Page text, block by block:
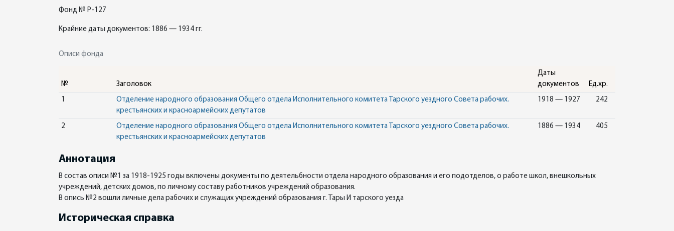
Фонд № Р-127
Крайние даты документов: 1886 — 1934 гг.
Описи фонда
№ Заголовок
Даты
документов
Ед.хр.
1
Отделение народного образования Общего отдела Исполнительного комитета Тарского уездного Совета рабочих.
крестьянских и красноармейских депутатов
1918 — 1927 242
2
Отделение народного образования Общего отдела Исполнительного комитета Тарского уездного Совета рабочих.
крестьянских и красноармейских депутатов
1886 — 1934 405
Аннотация
В состав описи №1 за 1918-1925 годы включены документы по деятельбности отдела народного образования и его подотделов, о работе школ, внешкольных
учреждений, детских домов, по личному составу работников учреждений образования.
В опись №2 вошли личные дела рабочих и служащих учреждений образования г. Тары И тарского уезда
Историческая справка